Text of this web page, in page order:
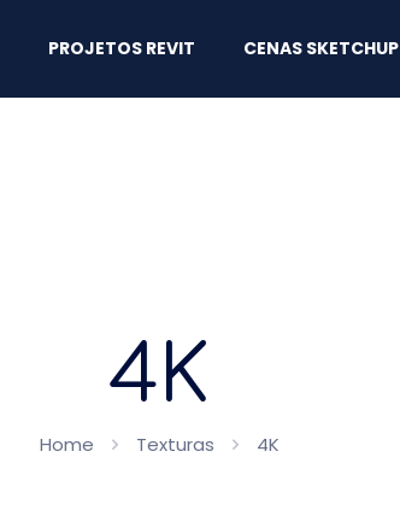
PROJETOS REVIT CENAS SKETCHUP
4K
Home Texturas 4K